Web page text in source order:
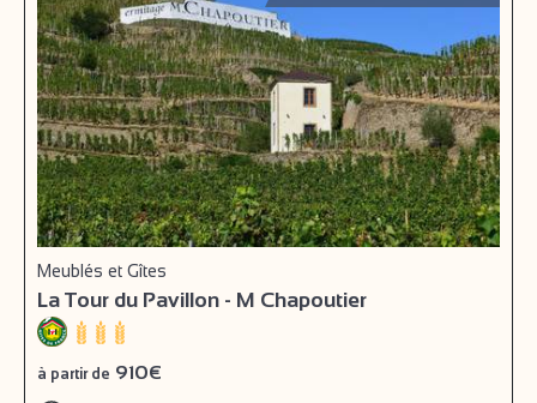
Meublés et Gîtes
La Tour du Pavillon - M Chapoutier
à partir de 910€